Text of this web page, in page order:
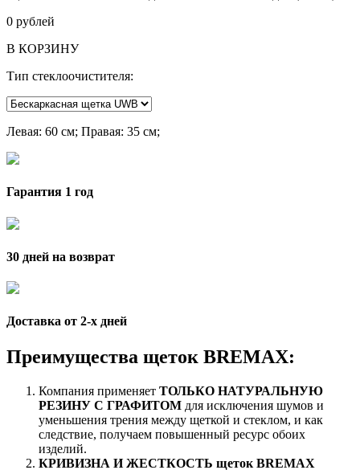
0 рублей
В КОРЗИНУ
Тип стеклоочистителя:
Левая: 60 см; Правая: 35 см;
Гарантия 1 год
30 дней на возврат
Доставка от 2-x дней
Преимущества щеток BREMAX:
Компания применяет ТОЛЬКО НАТУРАЛЬНУЮ
РЕЗИНУ С ГРАФИТОМ для исключения шумов и
уменьшения трения между щеткой и стеклом, и как
следствие, получаем повышенный ресурс обоих
изделий.
КРИВИЗНА И ЖЕСТКОСТЬ щеток BREMAX